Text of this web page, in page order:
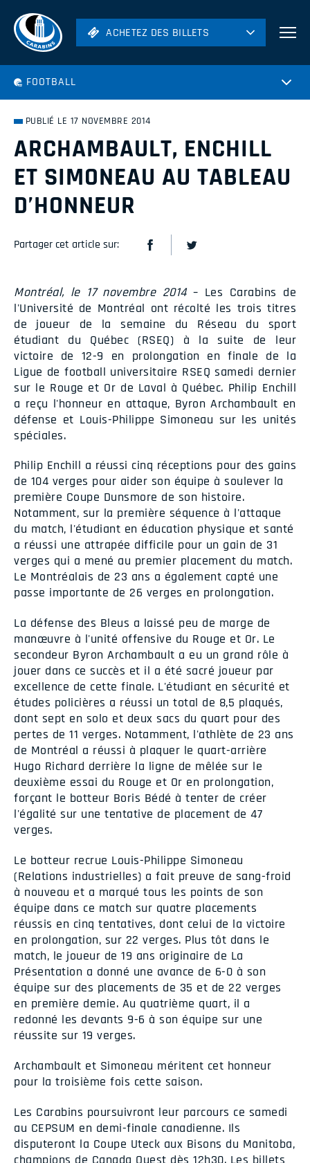
ACHETEZ DES BILLETS
ACHETEZ DES BILLETS
FOOTBALL
PUBLIÉ LE 17 NOVEMBRE 2014
ARCHAMBAULT, ENCHILL
ET SIMONEAU AU TABLEAU
D’HONNEUR
Partager cet article sur:
Montréal, le 17 novembre 2014– Les Carabins de
l'Université de Montréal ont récolté les trois titres
de joueur de la semaine du Réseau du sport
étudiant du Québec (RSEQ) à la suite de leur
victoire de 12-9 en prolongation en finale de la
Ligue de football universitaire RSEQ samedi dernier
sur le Rouge et Or de Laval à Québec. Philip Enchill
a reçu l'honneur en attaque, Byron Archambault en
défense et Louis-Philippe Simoneau sur les unités
spéciales.
Philip Enchill a réussi cinq réceptions pour des gains
de 104 verges pour aider son équipe à soulever la
première Coupe Dunsmore de son histoire.
Notamment, sur la première séquence à l'attaque
du match, l'étudiant en éducation physique et santé
a réussi une attrapée difficile pour un gain de 31
verges qui a mené au premier placement du match.
Le Montréalais de 23 ans a également capté une
passe importante de 26 verges en prolongation.
La défense des Bleus a laissé peu de marge de
manœuvre à l'unité offensive du Rouge et Or. Le
secondeur Byron Archambault a eu un grand rôle à
jouer dans ce succès et il a été sacré joueur par
excellence de cette finale. L'étudiant en sécurité et
études policières a réussi un total de 8,5 plaqués,
dont sept en solo et deux sacs du quart pour des
pertes de 11 verges. Notamment, l'athlète de 23 ans
de Montréal a réussi à plaquer le quart-arrière
Hugo Richard derrière la ligne de mêlée sur le
deuxième essai du Rouge et Or en prolongation,
forçant le botteur Boris Bédé à tenter de créer
l'égalité sur une tentative de placement de 47
verges.
Le botteur recrue Louis-Philippe Simoneau
(Relations industrielles) a fait preuve de sang-froid
à nouveau et a marqué tous les points de son
équipe dans ce match sur quatre placements
réussis en cinq tentatives, dont celui de la victoire
en prolongation, sur 22 verges. Plus tôt dans le
match, le joueur de 19 ans originaire de La
Présentation a donné une avance de 6-0 à son
équipe sur des placements de 35 et de 22 verges
en première demie. Au quatrième quart, il a
redonné les devants 9-6 à son équipe sur une
réussite sur 19 verges.
Archambault et Simoneau méritent cet honneur
pour la troisième fois cette saison.
Les Carabins poursuivront leur parcours ce samedi
au CEPSUM en demi-finale canadienne. Ils
disputeront la Coupe Uteck aux Bisons du Manitoba,
champions de Canada Ouest dès 12h30. Les billets